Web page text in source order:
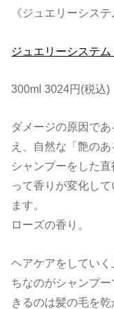
《ジュエリーシス
ジュエリーシステ
300ml 3024円(税込)
ダメージの原因で
え、自然な「艶のあ
シャンプーをした
って香りが変化し
ます。
ローズの香り。
ヘアケアをしてい
ちなのがシャンプ
きるのは髪の毛を乾